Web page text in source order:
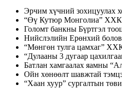
Эрчим хүчний зохицуулах
“Өү Кутюр Монголиа”
Голомт банкны Бүртгэл
Нийслэлийн Ерөнхий
“Мөнгөн тулга цамхаг”
“Дулааны 3 дугаар
Батлан хамгаалах яамны
Ойн хөнөөлт шавжтай
“Хаан хуур” сургалтын